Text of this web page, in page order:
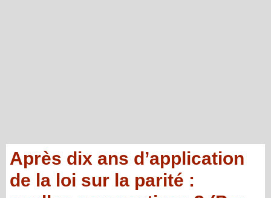
Après dix ans d’application
de la loi sur la parité :